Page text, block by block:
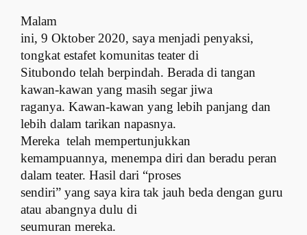
Malam
ini, 9 Oktober 2020, saya menjadi penyaksi,
tongkat estafet komunitas teater di
Situbondo telah berpindah. Berada di tangan
kawan-kawan yang masih segar jiwa
raganya. Kawan-kawan yang lebih panjang dan
lebih dalam tarikan napasnya.
Mereka telah mempertunjukkan
kemampuannya, menempa diri dan beradu peran
dalam teater. Hasil dari “proses
sendiri” yang saya kira tak jauh beda dengan guru
atau abangnya dulu di
seumuran mereka.